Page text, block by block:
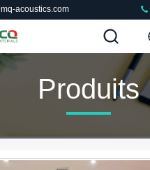
acoustics.com
Produits